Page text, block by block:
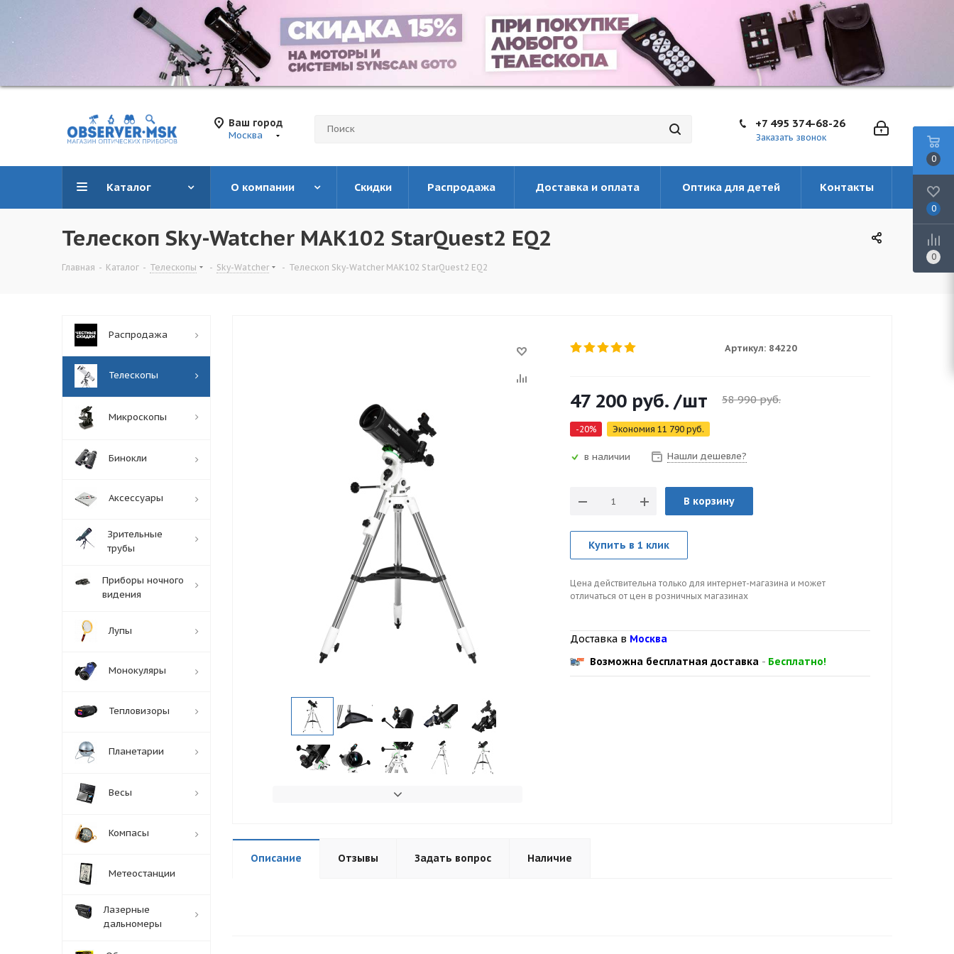
Ваш город
Москва
+7 495 374-68-26
Заказать звонок
Каталог О компании Скидки Распродажа Доставка и оплата Оптика для детей Контакты
Телескоп Sky-Watcher MAK102 StarQuest2 EQ2
Главная - Каталог - Телескопы - Sky-Watcher - Телескоп Sky-Watcher MAK102 StarQuest2 EQ2
Артикул: 84220
47 200 руб. /шт 58 990руб.
-20% Экономия 11 790 руб.
в наличии Нашли дешевле?
В корзину
Купить в 1 клик
Цена действительна только для интернет-магазина и может
отличаться от цен в розничных магазинах
Доставка в Москва
Возможна бесплатная доставка - Бесплатно!
Описание Отзывы Задать вопрос Наличие
Распродажа
Телескопы
Микроскопы
Бинокли
Аксессуары
Зрительные
трубы
Приборы ночного
видения
Лупы
Монокуляры
Тепловизоры
Планетарии
Весы
Компасы
Метеостанции
Лазерные
дальномеры
0
0
0